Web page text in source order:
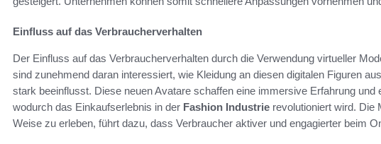
Einfluss auf das Verbraucherverhalten
Der Einfluss auf das Verbraucherverhalten durch die Verwendung virtueller
sind zunehmend daran interessiert, wie Kleidung an diesen digitalen Figuren
stark beeinflusst. Diese neuen Avatare schaffen eine immersive Erfahrung und
wodurch das Einkaufserlebnis in der Fashion Industrie revolutioniert wird. Die
Weise zu erleben, führt dazu, dass Verbraucher aktiver und engagierter beim